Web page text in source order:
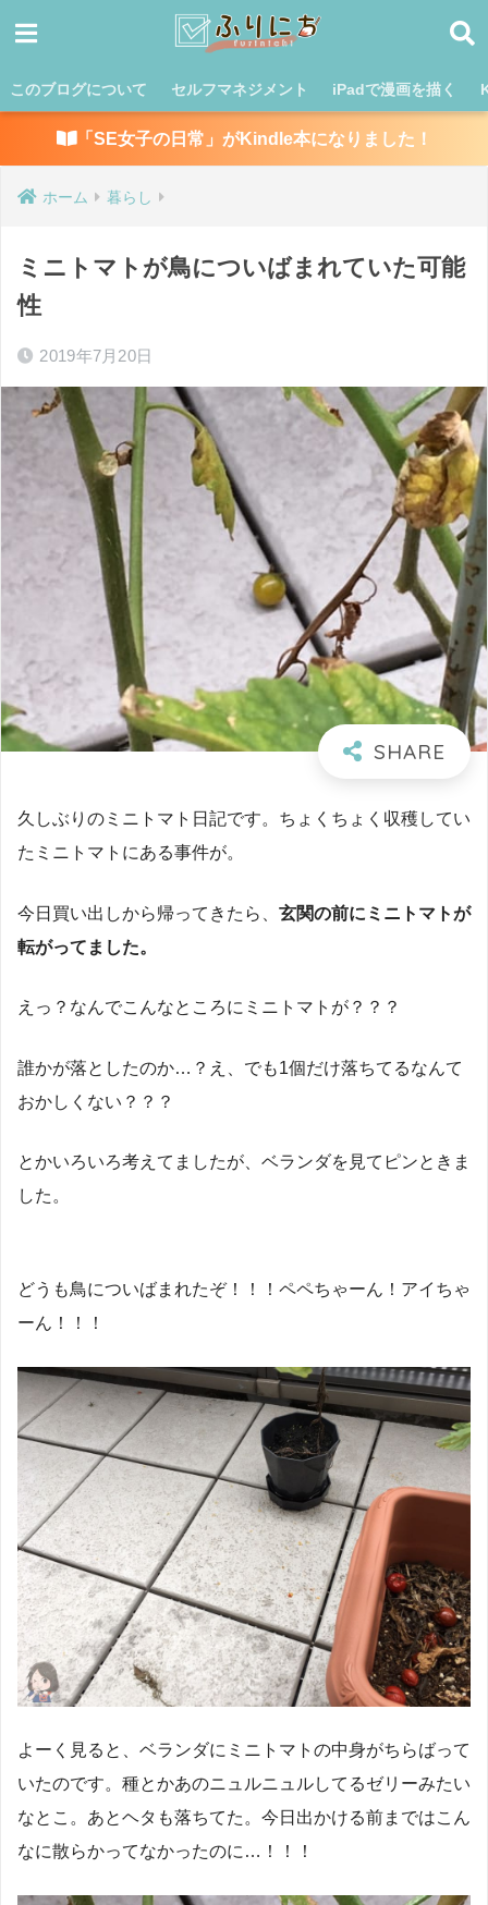
このブログについて セルフマネジメント iPadで漫画を描く
「SE女子の日常」がKindle本になりました！
ホーム 暮らし
ミニトマトが鳥についばまれていた可能
性
2019年7月20日
久しぶりのミニトマト日記です。ちょくちょく収穫してい
たミニトマトにある事件が。
今日買い出しから帰ってきたら、 玄関の前にミニトマトが
転がってました。
えっ？なんでこんなところにミニトマトが？？？
誰かが落としたのか…？え、でも1個だけ落ちてるなんて
おかしくない？？？
とかいろいろ考えてましたが、ベランダを見てピンときま
した。
どうも鳥についばまれたぞ！！！ペペちゃーん！アイちゃ
ーん！！！
よーく見ると、ベランダにミニトマトの中身がちらばって
いたのです。種とかあのニュルニュルしてるゼリーみたい
なとこ。あとヘタも落ちてた。今日出かける前まではこん
なに散らかってなかったのに…！！！